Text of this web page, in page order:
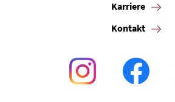
Karriere
Kontakt